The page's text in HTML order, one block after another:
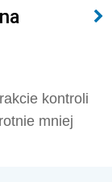
kontroli
mniej